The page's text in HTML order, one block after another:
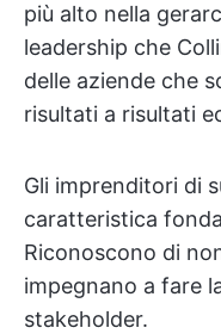
più alto nella
leadership che
delle aziende che
risultati a risultati
Gli imprenditori di
caratteristica
Riconoscono di
impegnano a fare
stakeholder.